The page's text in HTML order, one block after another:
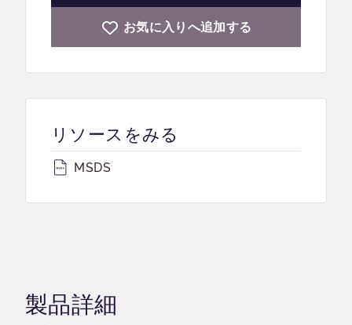
お気に入りへ追加する
リソースをみる
MSDS
製品詳細